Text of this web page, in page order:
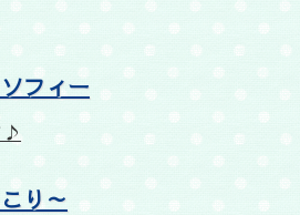
フィー
♪
り～